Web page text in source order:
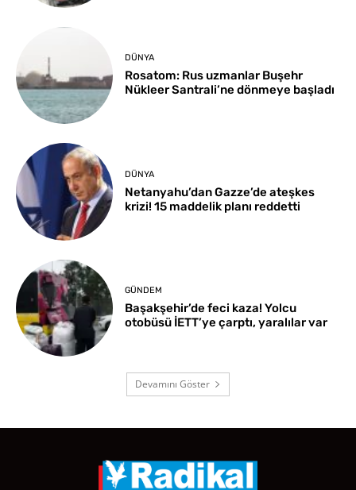
DÜNYA
Rosatom: Rus uzmanlar Buşehr
Nükleer Santrali’ne dönmeye başladı
DÜNYA
Netanyahu’dan Gazze’de ateşkes
krizi! 15 maddelik planı reddetti
GÜNDEM
Başakşehir’de feci kaza! Yolcu
otobüsü İETT’ye çarptı, yaralılar var
Devamını Göster